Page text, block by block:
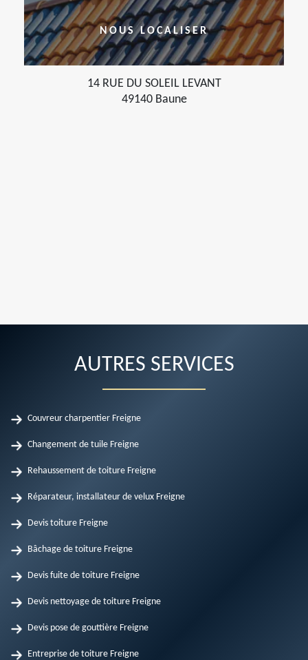
NOUS LOCALISER
14 RUE DU SOLEIL LEVANT
49140 Baune
AUTRES SERVICES
Couvreur charpentier Freigne
Changement de tuile Freigne
Rehaussement de toiture Freigne
Réparateur, installateur de velux Freigne
Devis toiture Freigne
Bâchage de toiture Freigne
Devis fuite de toiture Freigne
Devis nettoyage de toiture Freigne
Devis pose de gouttière Freigne
Entreprise de toiture Freigne